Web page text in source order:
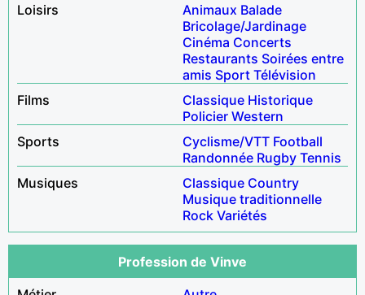
Loisirs
Animaux Balade
Bricolage/Jardinage
Cinéma Concerts
Restaurants Soirées entre
amis Sport Télévision
Films
Classique Historique
Policier Western
Sports
Cyclisme/VTT Football
Randonnée Rugby Tennis
Musiques
Classique Country
Musique traditionnelle
Rock Variétés
Profession de Vinve